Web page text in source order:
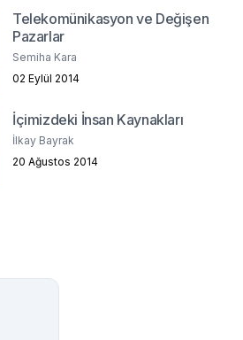
Telekomünikasyon ve Değişen
Pazarlar
Semiha Kara
02 Eylül 2014
İçimizdeki İnsan Kaynakları
İlkay Bayrak
20 Ağustos 2014